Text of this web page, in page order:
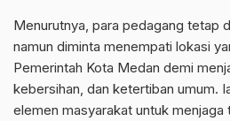
Menurutnya, para pedagang tetap
namun diminta menempati lokasi
Pemerintah Kota Medan demi
kebersihan, dan ketertiban umum.
elemen masyarakat untuk menjaga